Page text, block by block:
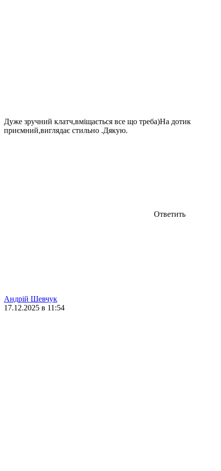
Дуже зручний клатч,вміщається все що треба)На дотик
приємний,виглядає стильно .Дякую.
Ответить
Андрій Шевчук
17.12.2025 в 11:54